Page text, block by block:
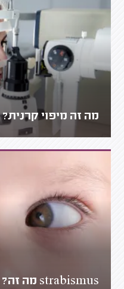
מה זה מיפוי קרנית?
strabismus מה זה?